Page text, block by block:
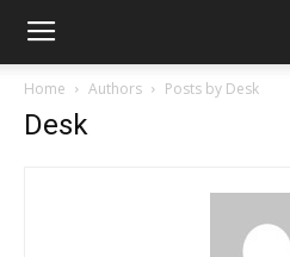
Home Authors Posts by Desk
Desk